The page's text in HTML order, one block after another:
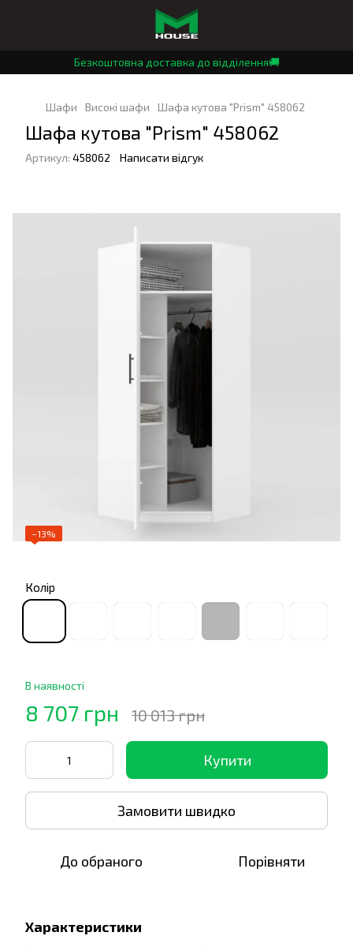
Безкоштовна доставка до відділення🚚
Шафи Високі шафи Шафа кутова "Prism" 458062
Шафа кутова "Prism" 458062
Артикул: 458062 Написати відгук
−13%
Колір
В наявності
8 707 грн 10 013 грн
Купити
Замовити швидко
До обраного Порівняти
Характеристики